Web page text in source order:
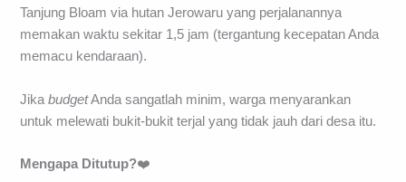
Tanjung Bloam via hutan Jerowaru yang perjalanannya
memakan waktu sekitar 1,5 jam (tergantung kecepatan Anda
memacu kendaraan).
JikabudgetAnda sangatlah minim, warga menyarankan
untuk melewati bukit-bukit terjal yang tidak jauh dari desa itu.
Mengapa Ditutup?❤️